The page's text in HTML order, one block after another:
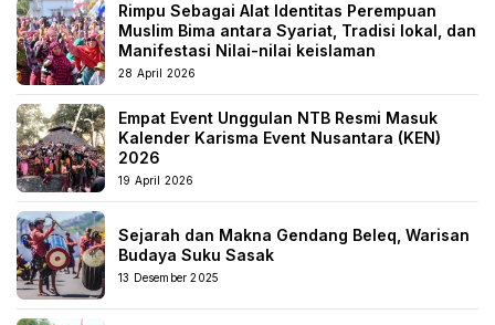
Rimpu Sebagai Alat Identitas Perempuan
Muslim Bima antara Syariat, Tradisi lokal, dan
Manifestasi Nilai-nilai keislaman
28 April 2026
Empat Event Unggulan NTB Resmi Masuk
Kalender Karisma Event Nusantara (KEN)
2026
19 April 2026
Sejarah dan Makna Gendang Beleq, Warisan
Budaya Suku Sasak
13 Desember 2025